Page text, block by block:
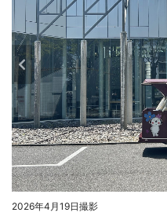
2026年4月19日撮影